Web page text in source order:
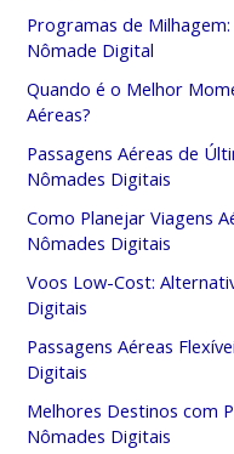
Programas de
Nômade Digital
Quando é o Melhor
Aéreas?
Passagens Aéreas de
Nômades Digitais
Como Planejar Viagens
Nômades Digitais
Voos Low-Cost:
Digitais
Passagens Aéreas
Digitais
Melhores Destinos com
Nômades Digitais